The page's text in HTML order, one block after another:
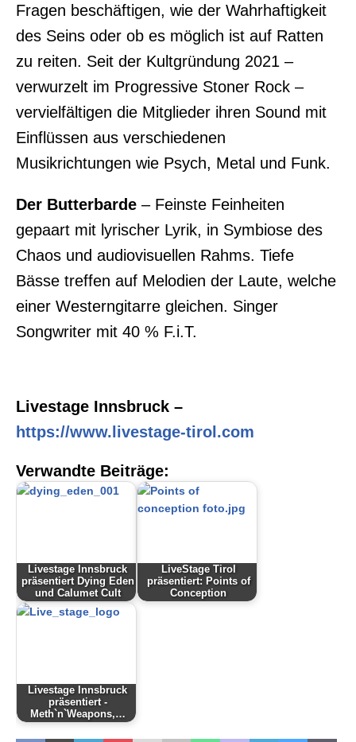
Fragen beschäftigen, wie der Wahrhaftigkeit
des Seins oder ob es möglich ist auf Ratten
zu reiten. Seit der Kultgründung 2021 –
verwurzelt im Progressive Stoner Rock –
vervielfältigen die Mitglieder ihren Sound mit
Einflüssen aus verschiedenen
Musikrichtungen wie Psych, Metal und Funk.
Der Butterbarde – Feinste Feinheiten
gepaart mit lyrischer Lyrik, in Symbiose des
Chaos und audiovisuellen Rahms. Tiefe
Bässe treffen auf Melodien der Laute, welche
einer Westerngitarre gleichen. Singer
Songwriter mit 40 % F.i.T.
Livestage Innsbruck –
https://www.livestage-tirol.com
Verwandte Beiträge:
Livestage Innsbruck
präsentiert Dying Eden
und Calumet Cult
LiveStage Tirol
präsentiert: Points of
Conception
Livestage Innsbruck
präsentiert -
Meth`n`Weapons,…